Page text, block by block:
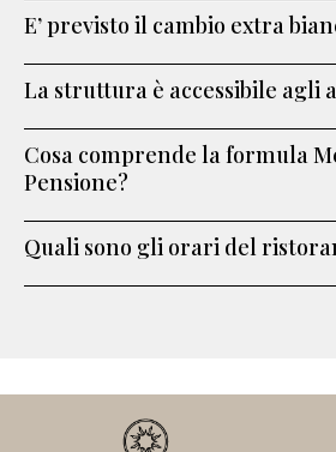
E’ previsto il cambio extra
La struttura è accessibile agli
Cosa comprende la formula
Pensione?
Quali sono gli orari del